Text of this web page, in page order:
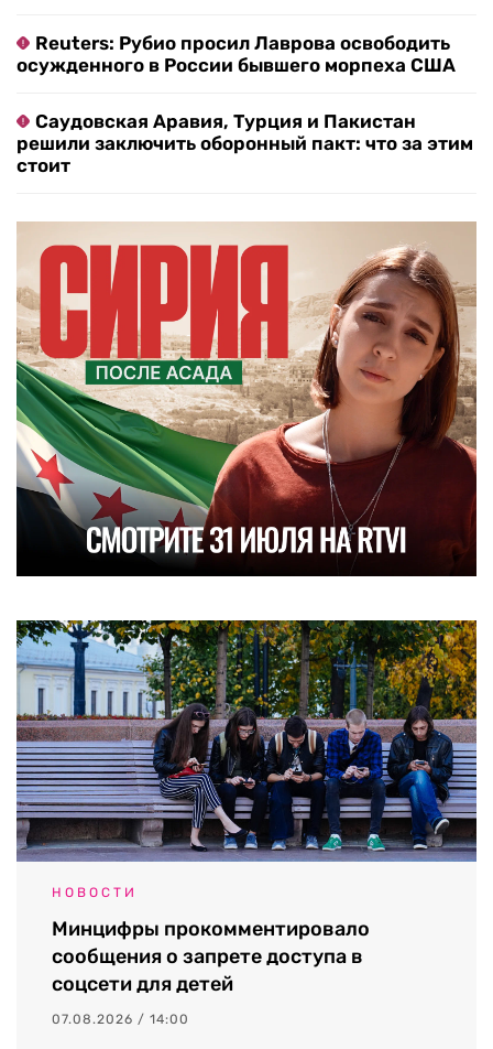
Reuters: Рубио просил Лаврова освободить
осужденного в России бывшего морпеха США
Саудовская Аравия, Турция и Пакистан
решили заключить оборонный пакт: что за этим
стоит
НОВОСТИ
Минцифры прокомментировало
сообщения о запрете доступа в
соцсети для детей
07.08.2026 / 14:00